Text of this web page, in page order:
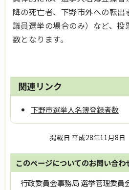
降の死亡者、下野市外への転
議員選挙の場合のみ）など、投
数となります。
関連リンク
下野市選挙人名簿登録者数
掲載日 平成28年11月8日
このページについてのお問い合わ
行政委員会事務局 選挙管理委員